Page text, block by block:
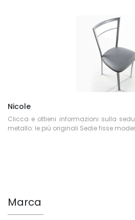
Nicole
Clicca e ottieni informazioni sulla
metallo: le più originali Sedie fisse
Marca